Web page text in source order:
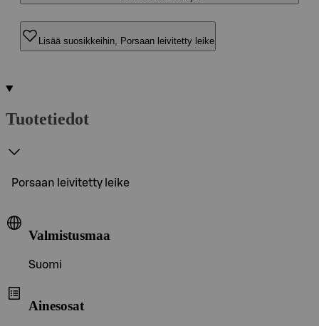
Lisää suosikkeihin, Porsaan leivitetty leike
Tuotetiedot
Porsaan leivitetty leike
Valmistusmaa
Suomi
Ainesosat